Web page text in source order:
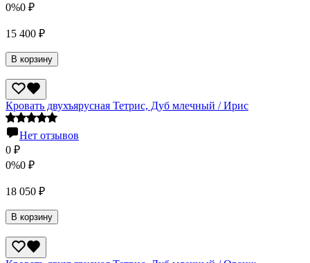
0%0 ₽
15 400 ₽
В корзину
Кровать двухъярусная Тетрис, Дуб млечный / Ирис
Нет отзывов
0 ₽
0%0 ₽
18 050 ₽
В корзину